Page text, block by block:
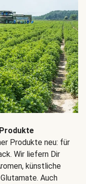
Produkte neu: für
Wir liefern Dir
künstliche
Auch